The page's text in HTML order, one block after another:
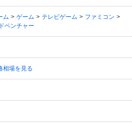
ム ゲーム テレビゲーム
ファミコン
ベンチャー
相場を見る